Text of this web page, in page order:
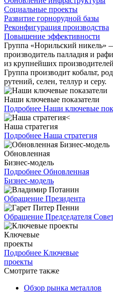
Социальные проекты
Развитие горнорудной базы
Реконфигурация производства
Повышение эффективности
Группа «Норильский
производитель палладия и
из крупнейших
Группа производит кобальт,
рутений, селен, теллур и серу.
Наши ключевые показатели
Подробнее Наши ключевые
Наша стратегия
Подробнее Наша стратегия
Обновленная
Бизнес-модель
Подробнее Обновленная
Бизнес-модель
Обращение Президента
Обращение Председателя
Ключевые
проекты
Подробнее Ключевые
проекты
Смотрите также
Обзор рынка металлов